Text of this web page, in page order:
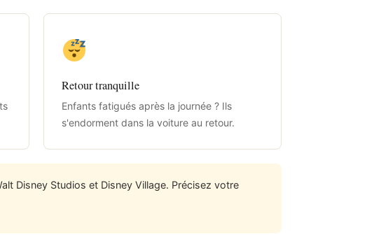
Retour tranquille
Enfants fatigués après la journée ? Ils
s'endorment dans la voiture au retour.
Disney Studios et Disney Village. Précisez votre